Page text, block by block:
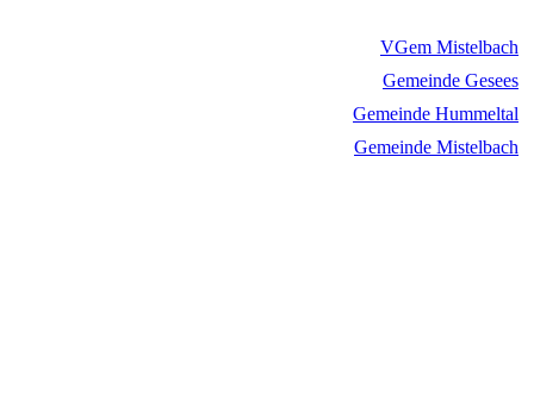
VGem Mistelbach
Gemeinde Gesees
Gemeinde Hummeltal
Gemeinde Mistelbach